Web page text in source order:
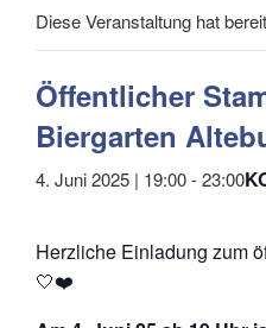
Diese Veranstaltung hat
Öffentlicher
Biergarten
4. Juni 2025 | 19:00-23:00
Herzliche Einladung zum
🤍❤️